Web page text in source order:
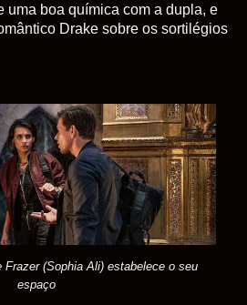
uma boa química com a dupla, e
Drake sobre os sortilégios
Frazer (Sophia Ali) estabelece o seu
espaço